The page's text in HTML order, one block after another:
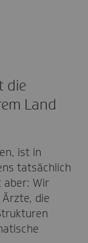
die
Land
ist in
tatsächlich
aber: Wir
die